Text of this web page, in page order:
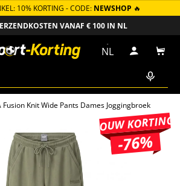
10% KORTING - CODE: NEWSHOP 🔥
VANAF € 100 IN NL
NL Inloggen
Fusion Knit Wide Pants Dames Joggingbroek
JOUW KORTING
-76%